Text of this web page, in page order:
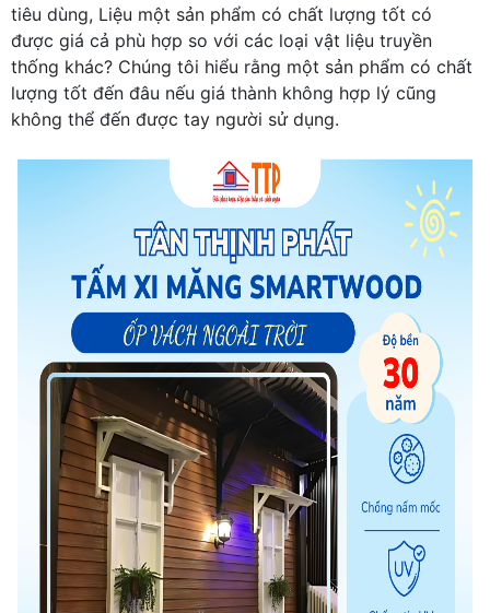
tiêu dùng, Liệu một sản phẩm có chất lượng tốt có
được giá cả phù hợp so với các loại vật liệu truyền
thống khác? Chúng tôi hiểu rằng một sản phẩm có chất
lượng tốt đến đâu nếu giá thành không hợp lý cũng
không thể đến được tay người sử dụng.